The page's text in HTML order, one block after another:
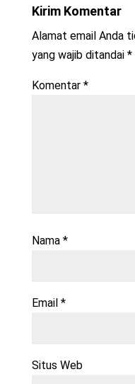
Kirim Komentar
Alamat email Anda
yang wajib ditandai *
Komentar *
Nama *
Email *
Situs Web